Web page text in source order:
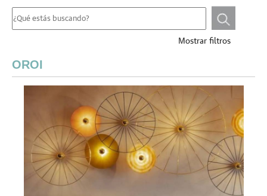
Mostrar filtros
OROI